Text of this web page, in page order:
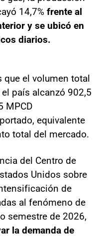
14,7% frente al
y se ubicó en
diarios.
que el volumen total
país alcanzó 902,5
MPCD
equivalente
total del mercado.
del Centro de
Unidos sobre
de
al fenómeno de
semestre de 2026,
la demanda de